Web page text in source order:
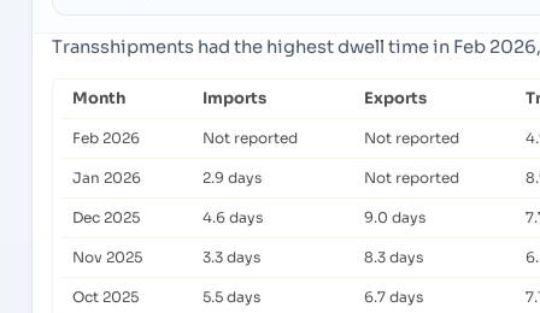
Transshipments had the highest dwell time in Feb
Month Imports Exports
Feb 2026 Not reported Not reported
Jan 2026 2.9 days Not reported
Dec 2025 4.6 days 9.0 days
Nov 2025 3.3 days 8.3 days
Oct 2025 5.5 days 6.7 days